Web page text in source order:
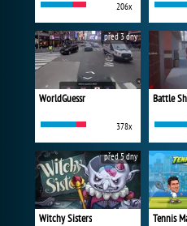
206x
WorldGuessr
378x
před 3 dny
Battle
Witchy Sisters
před 5 dny
Tennis